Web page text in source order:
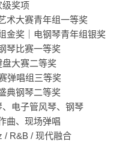
级奖项
术大赛青年组一等奖
金奖｜电钢琴青年组银奖
琴比赛一等奖
盘大赛二等奖
弹唱组三等奖
典钢琴二等奖
电子管风琴、钢琴
曲、现场弹唱
/ R&B / 现代融合